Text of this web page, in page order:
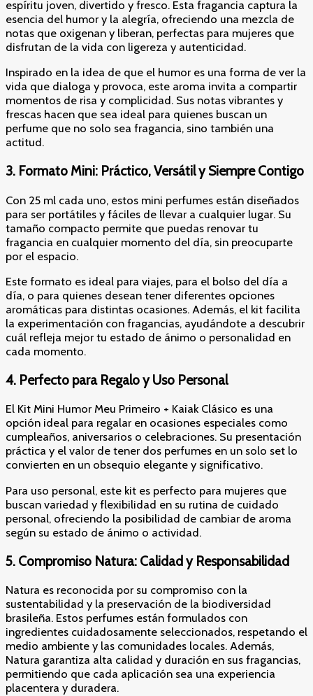
espíritu joven, divertido y fresco. Esta fragancia captura la
esencia del humor y la alegría, ofreciendo una mezcla de
notas que oxigenan y liberan, perfectas para mujeres que
disfrutan de la vida con ligereza y autenticidad.
Inspirado en la idea de que el humor es una forma de ver la
vida que dialoga y provoca, este aroma invita a compartir
momentos de risa y complicidad. Sus notas vibrantes y
frescas hacen que sea ideal para quienes buscan un
perfume que no solo sea fragancia, sino también una
actitud.
3. Formato Mini: Práctico, Versátil y Siempre Contigo
Con 25 ml cada uno, estos mini perfumes están diseñados
para ser portátiles y fáciles de llevar a cualquier lugar. Su
tamaño compacto permite que puedas renovar tu
fragancia en cualquier momento del día, sin preocuparte
por el espacio.
Este formato es ideal para viajes, para el bolso del día a
día, o para quienes desean tener diferentes opciones
aromáticas para distintas ocasiones. Además, el kit facilita
la experimentación con fragancias, ayudándote a descubrir
cuál refleja mejor tu estado de ánimo o personalidad en
cada momento.
4. Perfecto para Regalo y Uso Personal
El Kit Mini Humor Meu Primeiro + Kaiak Clásico es una
opción ideal para regalar en ocasiones especiales como
cumpleaños, aniversarios o celebraciones. Su presentación
práctica y el valor de tener dos perfumes en un solo set lo
convierten en un obsequio elegante y significativo.
Para uso personal, este kit es perfecto para mujeres que
buscan variedad y flexibilidad en su rutina de cuidado
personal, ofreciendo la posibilidad de cambiar de aroma
según su estado de ánimo o actividad.
5. Compromiso Natura: Calidad y Responsabilidad
Natura es reconocida por su compromiso con la
sustentabilidad y la preservación de la biodiversidad
brasileña. Estos perfumes están formulados con
ingredientes cuidadosamente seleccionados, respetando el
medio ambiente y las comunidades locales. Además,
Natura garantiza alta calidad y duración en sus fragancias,
permitiendo que cada aplicación sea una experiencia
placentera y duradera.